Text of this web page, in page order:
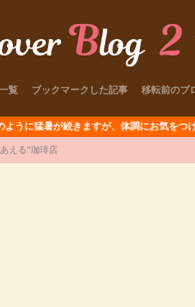
覧 ブックマークした記事 移転前のブ
続きますが、体調にお気をつけて～
える”珈琲店